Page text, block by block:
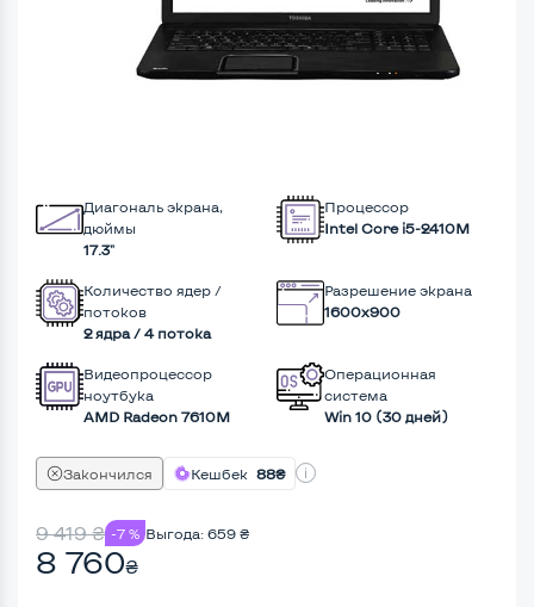
Диагональ экрана,
дюймы
17.3"
Процессор
Intel Core i5-2410M
Количество ядер /
потоков
2 ядра / 4 потока
Разрешение экрана
1600x900
Видеопроцессор
ноутбука
AMD Radeon 7610M
Операционная
система
Win 10 (30 дней)
Закончился Кешбек 88₴
9 419₴ -7 % Выгода: 659 ₴
8 760₴